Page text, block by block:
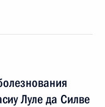
Луле да Силве